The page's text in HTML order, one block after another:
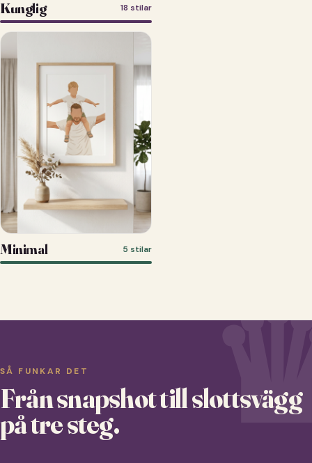
Kunglig 18 stilar
Minimal 5 stilar
SÅ FUNKAR DET
Från snapshot till slottsvägg
på tre steg.